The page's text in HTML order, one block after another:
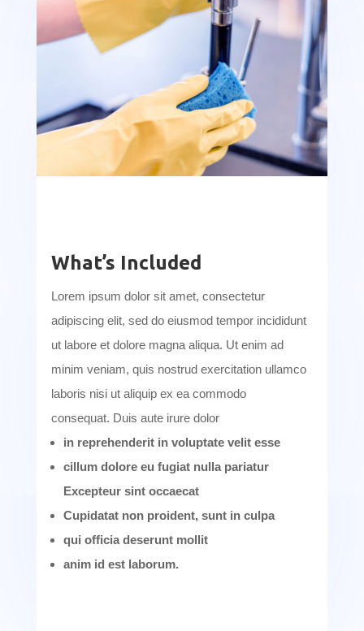
What’s Included
Lorem ipsum dolor sit amet, consectetur
adipiscing elit, sed do eiusmod tempor incididunt
ut labore et dolore magna aliqua. Ut enim ad
minim veniam, quis nostrud exercitation ullamco
laboris nisi ut aliquip ex ea commodo
consequat. Duis aute irure dolor
in reprehenderit in voluptate velit esse
cillum dolore eu fugiat nulla pariatur
Excepteur sint occaecat
Cupidatat non proident, sunt in culpa
qui officia deserunt mollit
anim id est laborum.